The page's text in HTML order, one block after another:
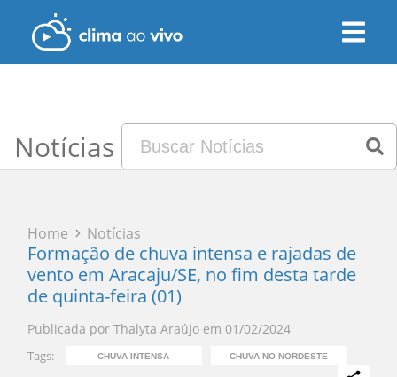
Notícias
Home Notícias
Formação de chuva intensa e rajadas de
vento em Aracaju/SE, no fim desta tarde
de quinta-feira (01)
Publicada por Thalyta Araújo em 01/02/2024
Tags: CHUVA INTENSA CHUVA NO NORDESTE